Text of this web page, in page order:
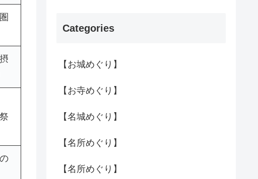
Categories
【お城めぐり】
【お寺めぐり】
【名城めぐり】
【名所めぐり】
【名所めぐり】